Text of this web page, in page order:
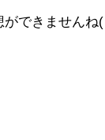
ができません